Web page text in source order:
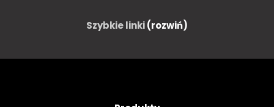
Szybkie linki(rozwiń)